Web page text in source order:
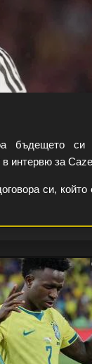
бъдещето си
интервю за
си, който